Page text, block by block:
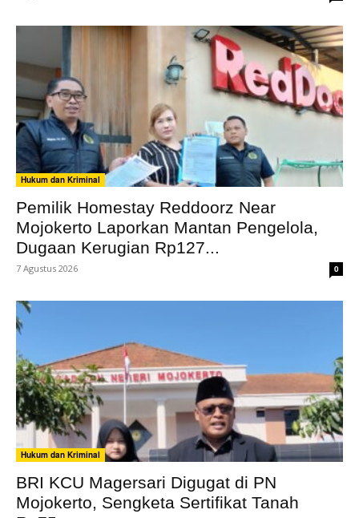
Hukum dan Kriminal
Pemilik Homestay Reddoorz Near
Mojokerto Laporkan Mantan Pengelola,
Dugaan Kerugian Rp127...
7 Agustus 2026 0
Hukum dan Kriminal
BRI KCU Magersari Digugat di PN
Mojokerto, Sengketa Sertifikat Tanah